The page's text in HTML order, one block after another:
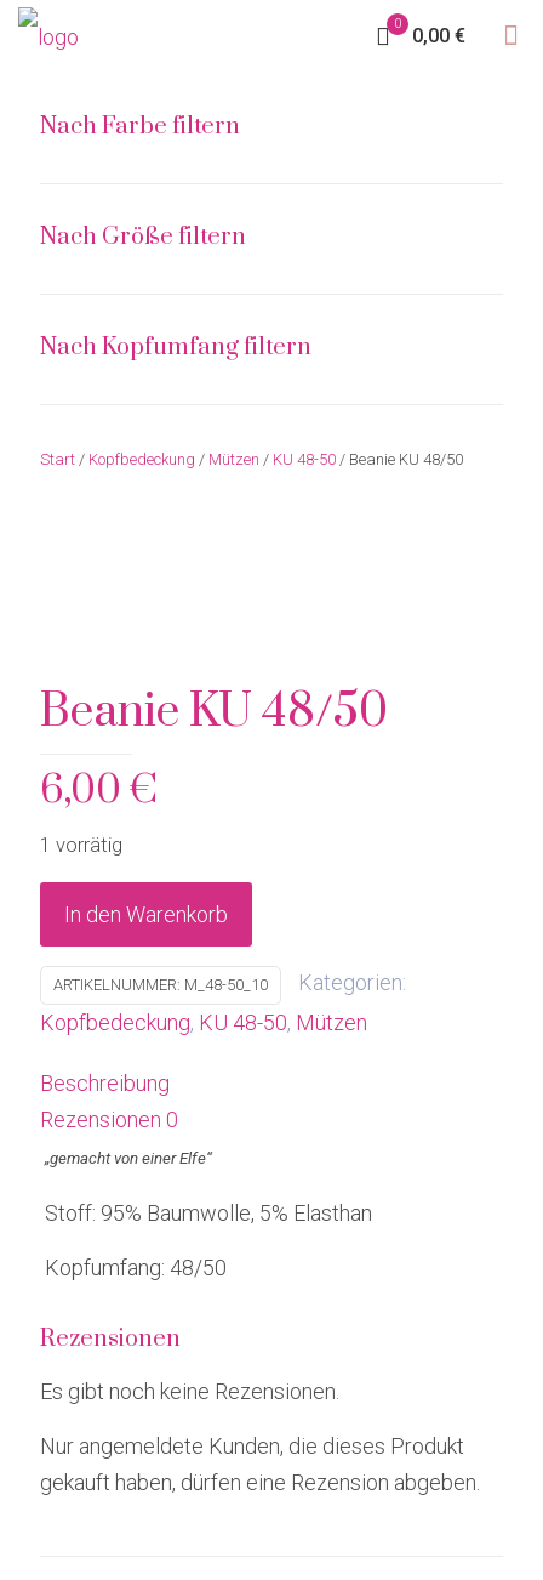
0
0,00 €
Beanie KU 48/50
6,00 €
1 vorrätig
In den Warenkorb
ARTIKELNUMMER: M_48-50_10
Kategorien:
Kopfbedeckung, KU 48-50, Mützen
Beschreibung
Rezensionen 0
„gemacht von einer Elfe“
Stoff: 95% Baumwolle, 5% Elasthan
Kopfumfang: 48/50
Rezensionen
Es gibt noch keine Rezensionen.
Nur angemeldete Kunden, die dieses Produkt
gekauft haben, dürfen eine Rezension abgeben.
Nach Farbe filtern
Nach Größe filtern
Nach Kopfumfang filtern
Start / Kopfbedeckung / Mützen / KU 48-50 / Beanie KU 48/50